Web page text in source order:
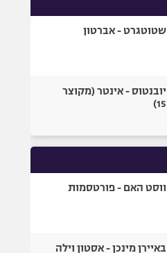
שטוטגרט - אברטון
יובנטוס - אינטר (מקוצר
15)
ווסט האם - פורטסמות
באיירן מינכן - אסטון וילה